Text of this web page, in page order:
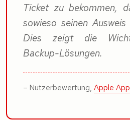
Ticket zu bekommen,
sowieso seinen Ausweis
Dies zeigt die
Backup-Lösungen.
– Nutzerbewertung, Apple